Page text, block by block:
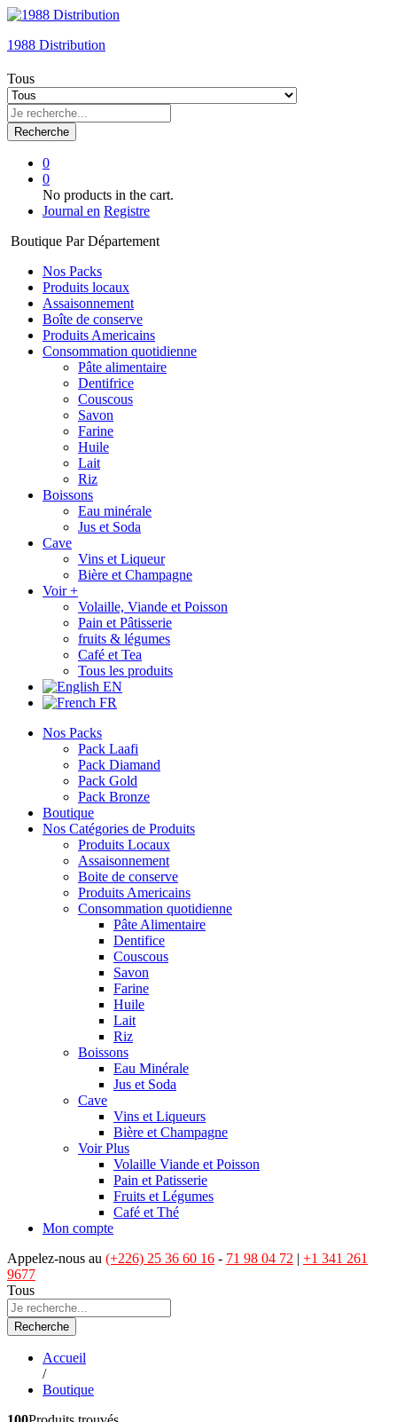
1988 Distribution
Tous
Recherche
0
0
No products in the cart.
Journal en Registre
Boutique Par Département
Nos Packs
Produits locaux
Assaisonnement
Boîte de conserve
Produits Americains
Consommation quotidienne
Pâte alimentaire
Dentifrice
Couscous
Savon
Farine
Huile
Lait
Riz
Boissons
Eau minérale
Jus et Soda
Cave
Vins et Liqueur
Bière et Champagne
Voir +
Volaille, Viande et Poisson
Pain et Pâtisserie
fruits & légumes
Café et Tea
Tous les produits
EN
FR
Nos Packs
Pack Laafi
Pack Diamand
Pack Gold
Pack Bronze
Boutique
Nos Catégories de Produits
Produits Locaux
Assaisonnement
Boite de conserve
Produits Americains
Consommation quotidienne
Pâte Alimentaire
Dentifice
Couscous
Savon
Farine
Huile
Lait
Riz
Boissons
Eau Minérale
Jus et Soda
Cave
Vins et Liqueurs
Bière et Champagne
Voir Plus
Volaille Viande et Poisson
Pain et Patisserie
Fruits et Légumes
Café et Thé
Mon compte
Appelez-nous au (+226) 25 36 60 16 - 71 98 04 72 | +1 341 261
9677
Tous
Recherche
Accueil
/
Boutique